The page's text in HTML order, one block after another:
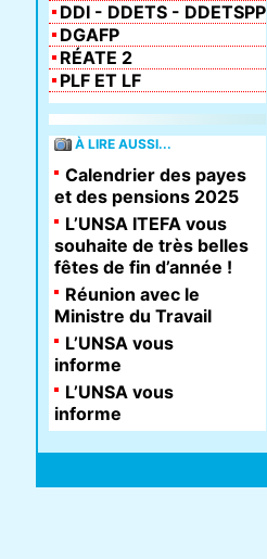
DDI - DDETS - DDETSPP
DGAFP
RÉATE 2
PLF ET LF
À LIRE AUSSI...
Calendrier des payes
et des pensions 2025
L’UNSA ITEFA vous
souhaite de très belles
fêtes de fin d’année !
Réunion avec le
Ministre du Travail
L’UNSA vous
informe
L’UNSA vous
informe